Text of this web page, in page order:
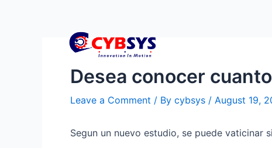
Desea conocer
Leave a Comment / By cybsys / August 19,
Segun un nuevo estudio, se puede vaticinar